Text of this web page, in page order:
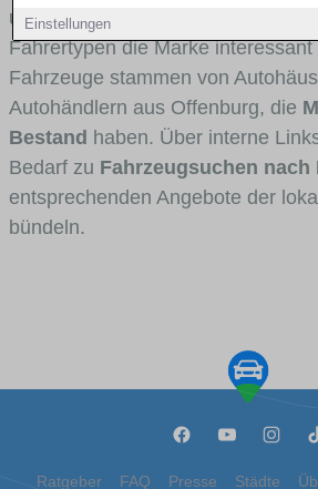
Einstellungen
und Umlandverkehr zu sehen
Fahrertypen die Marke
Fahrzeuge stammen von
Autohändlern aus Offenburg, die
Bestand haben. Über interne
Bedarf zu Fahrzeugsuchen nach
entsprechenden Angebote der
bündeln.
Ratgeber FAQ Presse Städte